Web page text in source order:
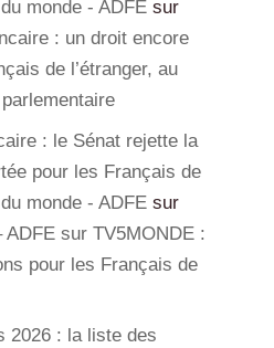
monde - ADFEsur
: un droit encore
de l’étranger, au
: le Sénat rejette la
pour les Français de
monde - ADFEsur
sur TV5MONDE :
pour les Français de
2026 : la liste des